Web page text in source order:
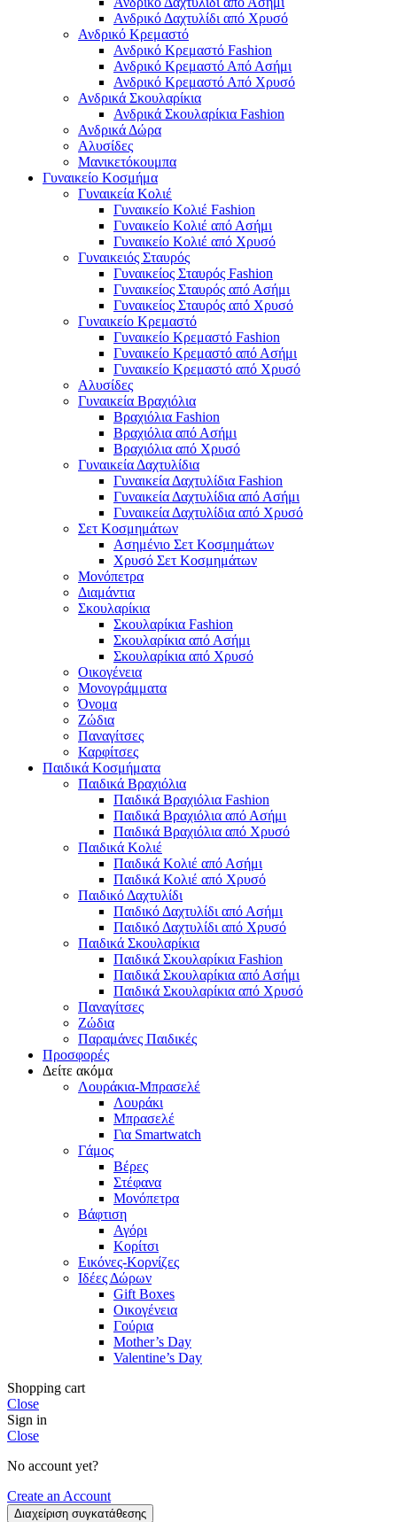
Ανδρικό Δαχτυλίδι από Χρυσό
Ανδρικό Κρεμαστό
Ανδρικό Κρεμαστό Fashion
Ανδρικό Κρεμαστό Από Ασήμι
Ανδρικό Κρεμαστό Από Χρυσό
Ανδρικά Σκουλαρίκια
Ανδρικά Σκουλαρίκια Fashion
Ανδρικά Δώρα
Αλυσίδες
Μανικετόκουμπα
Γυναικείο Κοσμήμα
Γυναικεία Κολιέ
Γυναικείο Κολιέ Fashion
Γυναικείο Κολιέ από Ασήμι
Γυναικείο Κολιέ από Χρυσό
Γυναικειός Σταυρός
Γυναικείος Σταυρός Fashion
Γυναικείος Σταυρός από Ασήμι
Γυναικείος Σταυρός από Χρυσό
Γυναικείο Κρεμαστό
Γυναικείο Κρεμαστό Fashion
Γυναικείο Κρεμαστό από Ασήμι
Γυναικείο Κρεμαστό από Χρυσό
Αλυσίδες
Γυναικεία Βραχιόλια
Βραχιόλια Fashion
Βραχιόλια από Ασήμι
Βραχιόλια από Χρυσό
Γυναικεία Δαχτυλίδια
Γυναικεία Δαχτυλίδια Fashion
Γυναικεία Δαχτυλίδια από Ασήμι
Γυναικεία Δαχτυλίδια από Χρυσό
Σετ Κοσμημάτων
Ασημένιο Σετ Κοσμημάτων
Χρυσό Σετ Κοσμημάτων
Μονόπετρα
Διαμάντια
Σκουλαρίκια
Σκουλαρίκια Fashion
Σκουλαρίκια από Ασήμι
Σκουλαρίκια από Χρυσό
Οικογένεια
Μονογράμματα
Όνομα
Ζώδια
Παναγίτσες
Καρφίτσες
Παιδικά Κοσμήματα
Παιδικά Βραχιόλια
Παιδικά Βραχιόλια Fashion
Παιδικά Βραχιόλια από Ασήμι
Παιδικά Βραχιόλια από Χρυσό
Παιδικά Κολιέ
Παιδικά Κολιέ από Ασήμι
Παιδικά Κολιέ από Χρυσό
Παιδικό Δαχτυλίδι
Παιδικό Δαχτυλίδι από Ασήμι
Παιδικό Δαχτυλίδι από Χρυσό
Παιδικά Σκουλαρίκια
Παιδικά Σκουλαρίκια Fashion
Παιδικά Σκουλαρίκια από Ασήμι
Παιδικά Σκουλαρίκια από Χρυσό
Παναγίτσες
Ζώδια
Παραμάνες Παιδικές
Προσφορές
Δείτε ακόμα
Λουράκια-Μπρασελέ
Λουράκι
Μπρασελέ
Για Smartwatch
Γάμος
Βέρες
Στέφανα
Μονόπετρα
Βάφτιση
Αγόρι
Κορίτσι
Εικόνες-Κορνίζες
Ιδέες Δώρων
Gift Boxes
Οικογένεια
Γούρια
Mother’s Day
Valentine’s Day
Shopping cart
Close
Sign in
Close
No account yet?
Create an Account
Διαχείριση συγκατάθεσης